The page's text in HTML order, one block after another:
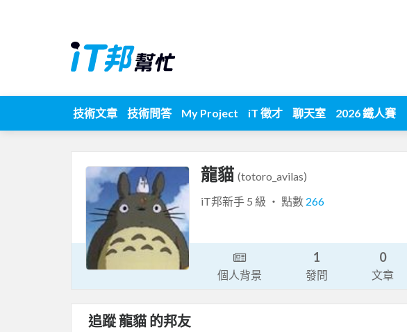
技術文章 技術問答 My Project iT 徵才 聊天室 2026 鐵人賽
龍貓 (totoro_avilas)
iT邦新手 5 級 ‧ 點數 266
個人背景
1
發問
0
文章
追蹤 龍貓 的邦友